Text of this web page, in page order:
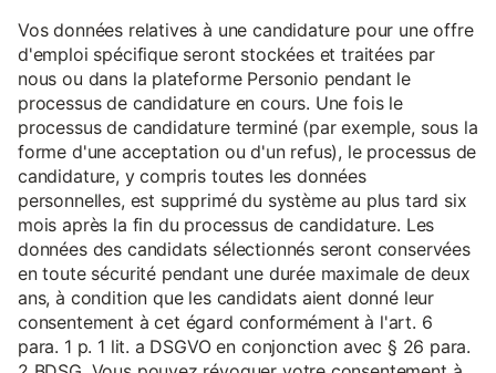
Vos données relatives à une candidature pour une offre
d'emploi spécifique seront stockées et traitées par
nous ou dans la plateforme Personio pendant le
processus de candidature en cours. Une fois le
processus de candidature terminé (par exemple, sous la
forme d'une acceptation ou d'un refus), le processus de
candidature, y compris toutes les données
personnelles, est supprimé du système au plus tard six
mois après la fin du processus de candidature. Les
données des candidats sélectionnés seront conservées
en toute sécurité pendant une durée maximale de deux
ans, à condition que les candidats aient donné leur
consentement à cet égard conformément à l'art. 6
para. 1 p. 1 lit. a DSGVO en conjonction avec § 26 para.